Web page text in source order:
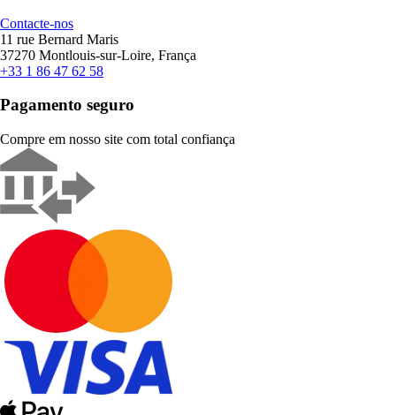
Contacte-nos
11 rue Bernard Maris
37270 Montlouis-sur-Loire, França
+33 1 86 47 62 58
Pagamento seguro
Compre em nosso site com total confiança